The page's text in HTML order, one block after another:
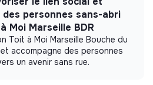
des personnes sans-abri
Moi Marseille BDR
Toit à Moi Marseille Bouche du
accompagne des personnes
un avenir sans rue.